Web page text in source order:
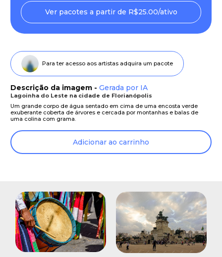
Ver pacotes a partir de R$25.00/ativo
Para ter acesso aos artistas adquira um pacote
Descrição da imagem - Gerada por IA
Lagoinha do Leste na cidade de Florianópolis
Um grande corpo de água sentado em cima de uma encosta verde
exuberante coberta de árvores e cercada por montanhas e balas de
uma colina com grama.
Adicionar ao carrinho